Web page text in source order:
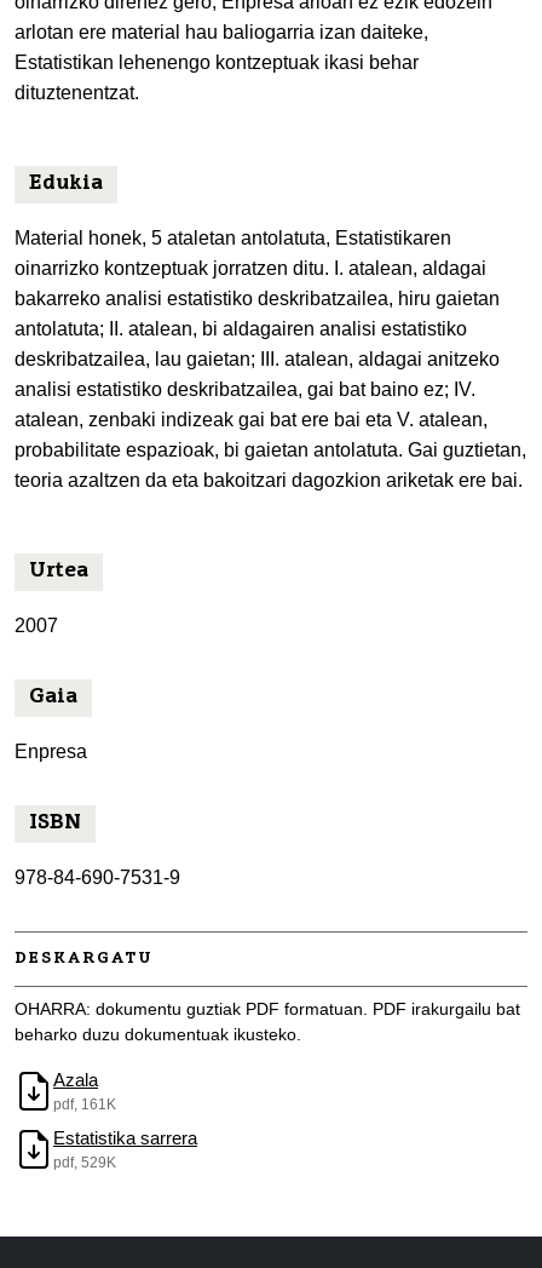
arlotan ere material hau baliogarria izan daiteke,
Estatistikan lehenengo kontzeptuak ikasi behar
dituztenentzat.
Edukia
Material honek, 5 ataletan antolatuta, Estatistikaren
oinarrizko kontzeptuak jorratzen ditu. I. atalean, aldagai
bakarreko analisi estatistiko deskribatzailea, hiru gaietan
antolatuta; II. atalean, bi aldagairen analisi estatistiko
deskribatzailea, lau gaietan; III. atalean, aldagai anitzeko
analisi estatistiko deskribatzailea, gai bat baino ez; IV.
atalean, zenbaki indizeak gai bat ere bai eta V. atalean,
probabilitate espazioak, bi gaietan antolatuta. Gai guztietan,
teoria azaltzen da eta bakoitzari dagozkion ariketak ere bai.
Urtea
2007
Gaia
Enpresa
ISBN
978-84-690-7531-9
DESKARGATU
OHARRA: dokumentu guztiak PDF formatuan. PDF irakurgailu bat
beharko duzu dokumentuak ikusteko.
Azala
pdf, 161K
Estatistika sarrera
pdf, 529K